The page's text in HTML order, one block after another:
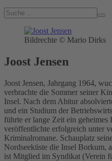
Bildrechte © Mario Dirks
Joost Jensen
Joost Jensen, Jahrgang 1964,
verbrachte die Sommer seiner
Insel. Nach dem Abitur
und ein Studium der
führte er lange Zeit ein geheimes
veröffentlichte erfolgreich unter
Kriminalromane. Schauplatz
Nordseeküste die Insel Borkum,
ist Mitglied im Syndikat (Verein